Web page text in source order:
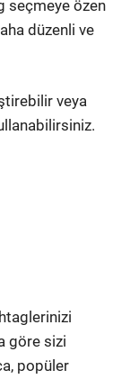
seçmeye özen
düzenli ve
veya
göre sizi
popüler